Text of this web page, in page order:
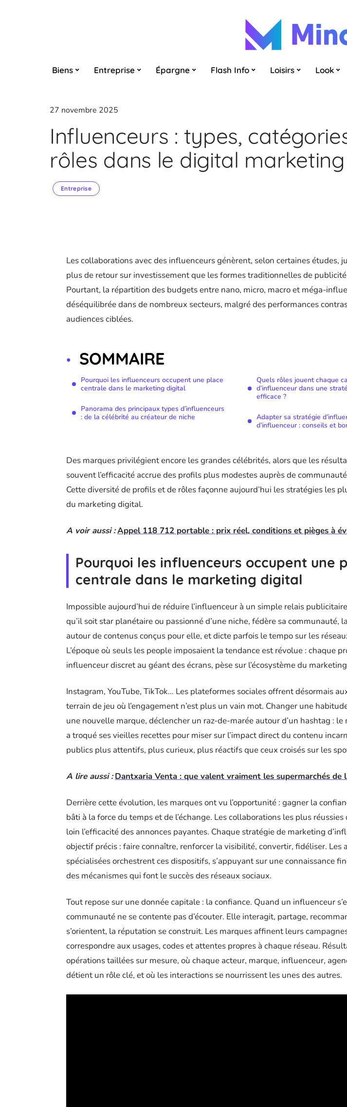
Biens Entreprise Épargne Flash Info Loisirs Look
27 novembre 2025
Influenceurs : types,
rôles dans le digital marketing
Entreprise
Les collaborations avec des influenceurs génèrent, selon certaines études,
plus de retour sur investissement que les formes traditionnelles de
Pourtant, la répartition des budgets entre nano, micro, macro et méga-
déséquilibrée dans de nombreux secteurs, malgré des performances
audiences ciblées.
SOMMAIRE
Pourquoi les influenceurs occupent une place
centrale dans le marketing digital
Panorama des principaux types d’influenceurs
: de la célébrité au créateur de niche
Quels rôles jouent chaque
d’influenceur dans une
efficace ?
Adapter sa stratégie
d’influenceur : conseils et
Des marques privilégient encore les grandes célébrités, alors que les
souvent l’efficacité accrue des profils plus modestes auprès de
Cette diversité de profils et de rôles façonne aujourd’hui les stratégies les
du marketing digital.
A voir aussi :Appel 118 712 portable : prix réel, conditions et pièges à
Pourquoi les influenceurs occupent une
centrale dans le marketing digital
Impossible aujourd’hui de réduire l’influenceur à un simple relais
qu’il soit star planétaire ou passionné d’une niche, fédère sa communauté,
autour de contenus conçus pour elle, et dicte parfois le tempo sur les
L’époque où seuls les people imposaient la tendance est révolue : chaque
influenceur discret au géant des écrans, pèse sur l’écosystème du
Instagram, YouTube, TikTok… Les plateformes sociales offrent désormais
terrain de jeu où l’engagement n’est plus un vain mot. Changer une
une nouvelle marque, déclencher un raz-de-marée autour d’un hashtag :
a troqué ses vieilles recettes pour miser sur l’impact direct du contenu
publics plus attentifs, plus curieux, plus réactifs que ceux croisés sur les
A lire aussi : Dantxaria Venta : que valent vraiment les supermarchés de
Derrière cette évolution, les marques ont vu l’opportunité : gagner la
bâti à la force du temps et de l’échange. Les collaborations les plus
loin l’efficacité des annonces payantes. Chaque stratégie de marketing
objectif précis : faire connaître, renforcer la visibilité, convertir, fidéliser. Les
spécialisées orchestrent ces dispositifs, s’appuyant sur une connaissance
des mécanismes qui font le succès des réseaux sociaux.
Tout repose sur une donnée capitale : la confiance. Quand un influenceur
communauté ne se contente pas d’écouter. Elle interagit, partage,
s’orientent, la réputation se construit. Les marques affinent leurs
correspondre aux usages, codes et attentes propres à chaque réseau.
opérations taillées sur mesure, où chaque acteur, marque, influenceur,
détient un rôle clé, et où les interactions se nourrissent les unes des autres.